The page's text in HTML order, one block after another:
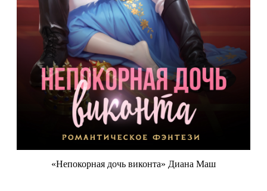
«Непокорная дочь виконта» Диана Маш